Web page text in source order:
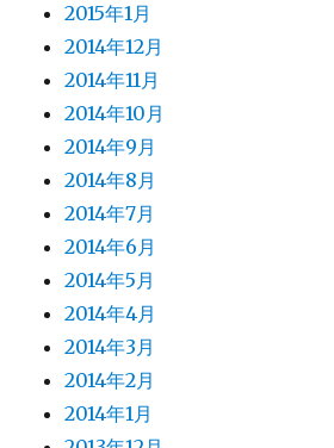
2015年1月
2014年12月
2014年11月
2014年10月
2014年9月
2014年8月
2014年7月
2014年6月
2014年5月
2014年4月
2014年3月
2014年2月
2014年1月